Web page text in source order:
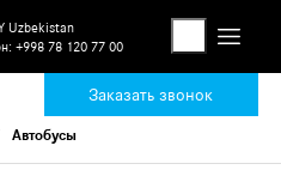
Uzbekistan
+998 78 120 77 00
Заказать звонок
Автобусы